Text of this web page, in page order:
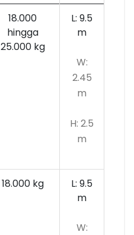
18.000
hingga
25.000 kg
L: 9.5
m
W:
2.45
m
H: 2.5
m
18.000 kg
L: 9.5
m
W: